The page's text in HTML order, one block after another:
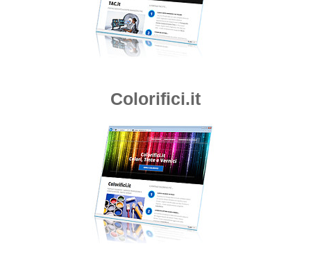
Colorifici.it